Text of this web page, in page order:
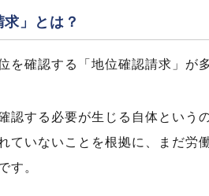
」とは？
を確認する「地位確認請求」が
認する必要が生じる自体という
ていないことを根拠に、まだ労
す。